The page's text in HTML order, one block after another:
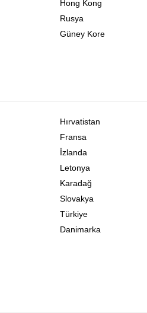
Hong Kong
Rusya
Güney Kore
Hırvatistan
Fransa
İzlanda
Letonya
Karadağ
Slovakya
Türkiye
Danimarka